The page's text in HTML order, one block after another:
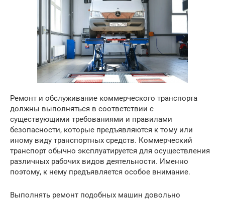
Ремонт и обслуживание коммерческого транспорта
должны выполняться в соответствии с
существующими требованиями и правилами
безопасности, которые предъявляются к тому или
иному виду транспортных средств. Коммерческий
транспорт обычно эксплуатируется для осуществления
различных рабочих видов деятельности. Именно
поэтому, к нему предъявляется особое внимание.
Выполнять ремонт подобных машин довольно